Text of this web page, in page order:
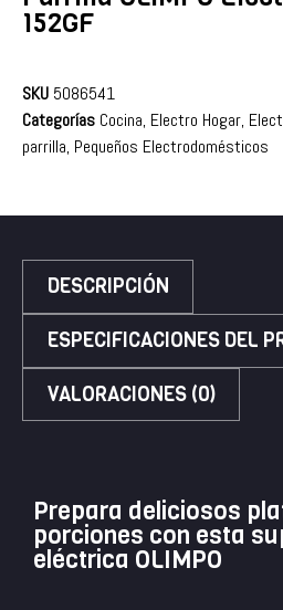
152GF
SKU 5086541
Categorías Cocina, Electro Hogar,
parrilla, Pequeños Electrodomésticos
DESCRIPCIÓN
ESPECIFICACIONES DEL
VALORACIONES (0)
Prepara deliciosos
porciones con esta
eléctrica OLIMPO